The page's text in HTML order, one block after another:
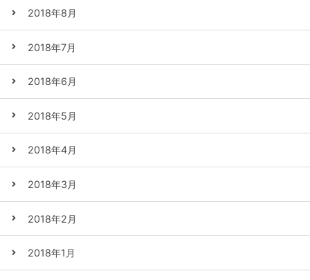
2018年8月
2018年7月
2018年6月
2018年5月
2018年4月
2018年3月
2018年2月
2018年1月